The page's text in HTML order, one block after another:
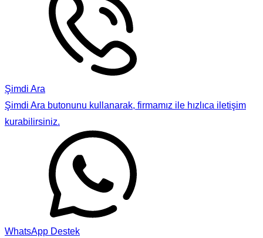
Şimdi Ara
Şimdi Ara butonunu kullanarak, firmamız ile hızlıca iletişim
kurabilirsiniz.
WhatsApp Destek